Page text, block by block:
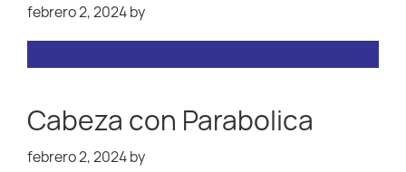
febrero 2, 2024by
Cabeza con Parabolica
febrero 2, 2024by